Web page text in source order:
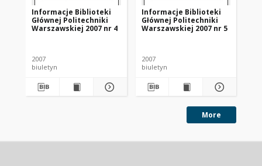
Informacje Biblioteki
Głównej Politechniki
Warszawskiej 2007 nr 4
2007
biuletyn
Informacje Biblioteki
Głównej Politechniki
Warszawskiej 2007 nr 5
2007
biuletyn
More